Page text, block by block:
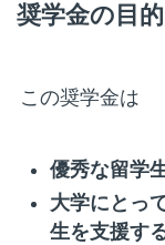
奨学金の目
この奨学金は
優秀な留学
大学にとっ
生を支援す